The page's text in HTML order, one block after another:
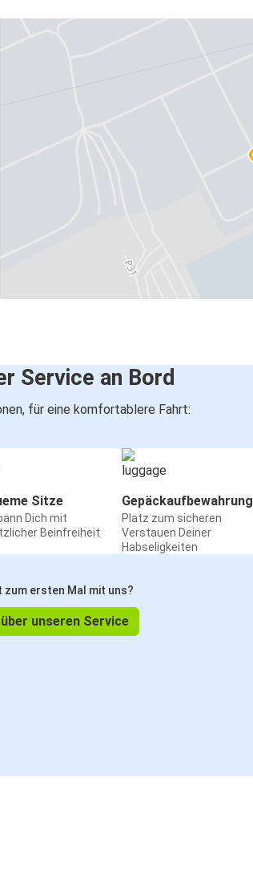
Service an Bord
für eine komfortablere Fahrt:
Sitze
Dich mit
Beinfreiheit
Gepäckaufbewahrung
Platz zum sicheren
Verstauen Deiner
Habseligkeiten
zum ersten Mal mit uns?
unseren Service